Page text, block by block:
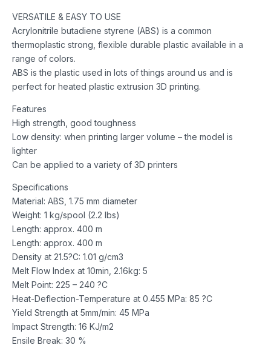
VERSATILE & EASY TO USE
Acrylonitrile butadiene styrene (ABS) is a common
thermoplastic strong, flexible durable plastic available in a
range of colors.
ABS is the plastic used in lots of things around us and is
perfect for heated plastic extrusion 3D printing.
Features
High strength, good toughness
Low density: when printing larger volume – the model is
lighter
Can be applied to a variety of 3D printers
Specifications
Material: ABS, 1.75 mm diameter
Weight: 1 kg/spool (2.2 lbs)
Length: approx. 400 m
Length: approx. 400 m
Density at 21.5?C: 1.01 g/cm3
Melt Flow Index at 10min, 2.16kg: 5
Melt Point: 225 – 240 ?C
Heat-Deflection-Temperature at 0.455 MPa: 85 ?C
Yield Strength at 5mm/min: 45 MPa
Impact Strength: 16 KJ/m2
Ensile Break: 30 %